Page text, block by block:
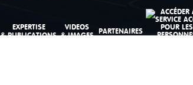
EXPERTISE
& PUBLICATIONS
VIDEOS
& IMAGES
PARTENAIRES